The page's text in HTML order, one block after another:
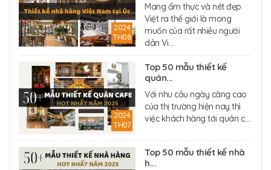
2024
TH08
Mang ẩm thực và nét đẹp
Việt ra thế giới là mong
muốn của rất nhiều người
dân Vi....
2024
TH07
Top 50 mẫu thiết kế
quán...
Với nhu cầu ngày càng cao
của thị trường hiện nay thì
việc khách hàng tới quán c....
Top 50 mẫu thiết kế nhà
h...